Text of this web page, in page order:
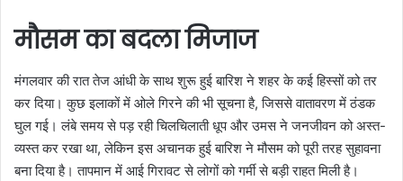
मौसम का बदला मिजाज
मंगलवार की रात तेज आंधी के साथ शुरू हुई बारिश ने शहर के कई हिस्सों को तर
कर दिया। कुछ इलाकों में ओले गिरने की भी सूचना है, जिससे वातावरण में ठंडक
घुल गई। लंबे समय से पड़ रही चिलचिलाती धूप और उमस ने जनजीवन को अस्त-
व्यस्त कर रखा था, लेकिन इस अचानक हुई बारिश ने मौसम को पूरी तरह सुहावना
बना दिया है। तापमान में आई गिरावट से लोगों को गर्मी से बड़ी राहत मिली है।